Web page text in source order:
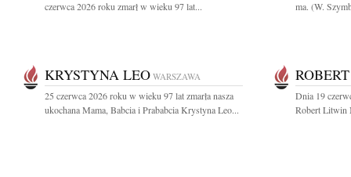
czerwca 2026 roku zmarł w wieku 97 lat...
ma. (W.
KRYSTYNA LEO WARSZAWA
25 czerwca 2026 roku w wieku 97 lat zmarła nasza
ukochana Mama, Babcia i Prababcia Krystyna Leo...
Dnia 19
Robert Litwin